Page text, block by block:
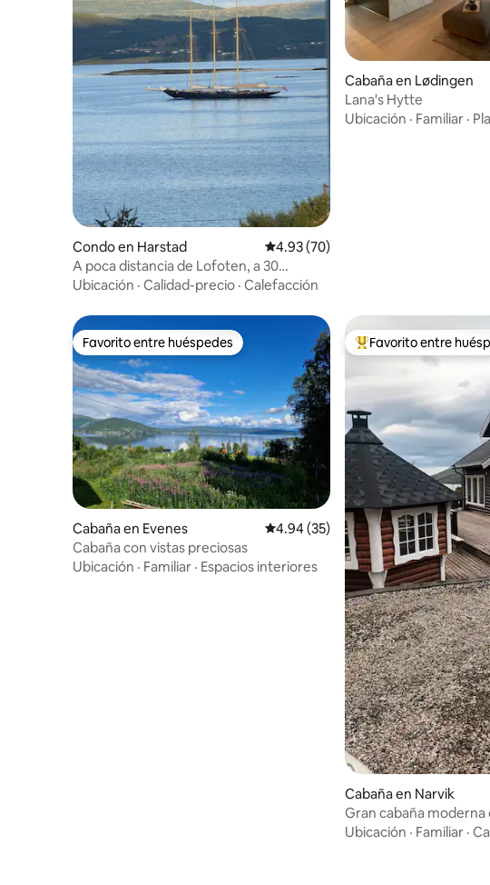
Condo en Harstad Calificación promedio: 4.93 de 5, 70
4.93 (70)
A poca distancia de Lofoten, a 30
minutos del aeropuerto
Ubicación · Calidad-precio · Calefacción
Cabaña en Lødingen
Lana's Hytte
Ubicación · Familiar ·
Favorito entre huéspedes
Favorito entre huéspedes
Cabaña en Evenes Calificación promedio: 4.94 de 5, 35
4.94 (35)
Cabaña con vistas preciosas
Ubicación · Familiar · Espacios interiores
Favorito entre
Favorito entre
Cabaña en Narvik
Gran cabaña moderna
y billar
Ubicación · Familiar ·